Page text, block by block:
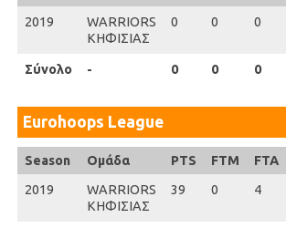
2019
Σύνολο
2019
WARRIORS
ΚΗΦΙΣΙΑΣ
0 0 0
Σύνολο - 0 0 0
Eurohoops League
Season
2019
Season Ομάδα PTS FTM FTA
2019
WARRIORS
ΚΗΦΙΣΙΑΣ
39 0 4